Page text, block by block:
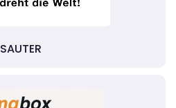
SAUTER